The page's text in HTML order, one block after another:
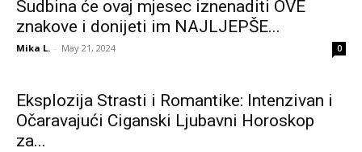
Sudbina će ovaj mjesec iznenaditi OVE
znakove i donijeti im NAJLJEPŠE...
Mika L. - May 21, 2024 0
Eksplozija Strasti i Romantike: Intenzivan i
Očaravajući Ciganski Ljubavni Horoskop
za...